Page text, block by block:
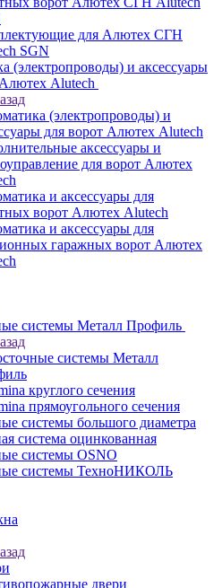
для Алютех СГН
SGN
(электропроводы) и аксессуары
Alutech
(электропроводы) и
для ворот Алютех Alutech
аксессуары и
для ворот Алютех
и аксессуары для
ворот Алютех Alutech
и аксессуары для
гаражных ворот Алютех
системы Металл Профиль
системы Металл
круглого сечения
прямоугольного сечения
системы большого диаметра
система оцинкованная
системы OSNO
системы ТехноНИКОЛЬ
двери